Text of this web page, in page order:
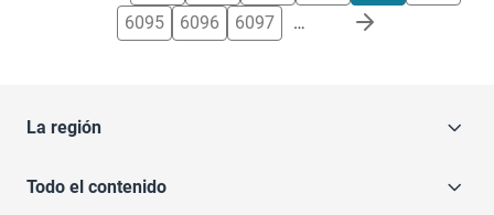
6095
6096 6097 …
La región
Todo el contenido